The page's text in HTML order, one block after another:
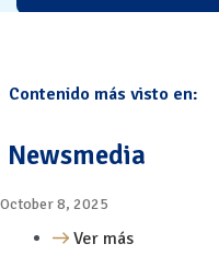
Contenido más visto en:
Newsmedia
October 8, 2025
Ver más